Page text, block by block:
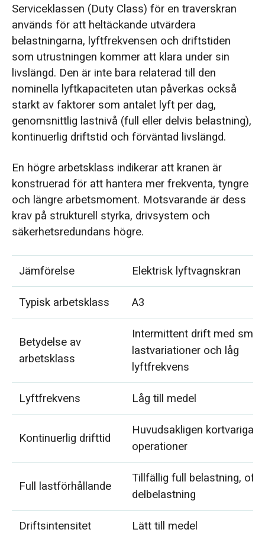
Serviceklassen (Duty Class) för en traverskran
används för att heltäckande utvärdera
belastningarna, lyftfrekvensen och driftstiden
som utrustningen kommer att klara under sin
livslängd. Den är inte bara relaterad till den
nominella lyftkapaciteten utan påverkas också
starkt av faktorer som antalet lyft per dag,
genomsnittlig lastnivå (full eller delvis belastning),
kontinuerlig driftstid och förväntad livslängd.
En högre arbetsklass indikerar att kranen är
konstruerad för att hantera mer frekventa, tyngre
och längre arbetsmoment. Motsvarande är dess
krav på strukturell styrka, drivsystem och
säkerhetsredundans högre.
Jämförelse
Elektrisk lyftvagnskran
Typisk arbetsklass
A3
Betydelse av
arbetsklass
Intermittent drift med små
lastvariationer och låg
lyftfrekvens
Lyftfrekvens
Låg till medel
Kontinuerlig drifttid
Huvudsakligen kortvariga
operationer
Full lastförhållande
Tillfällig full belastning,
delbelastning
Driftsintensitet
Lätt till medel